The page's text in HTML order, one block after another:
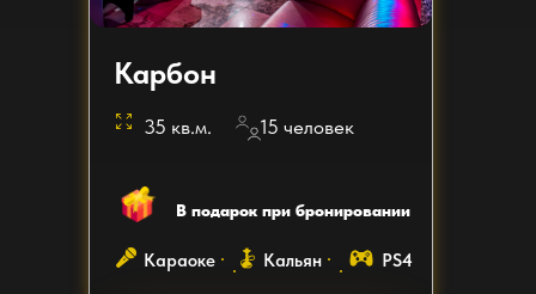
Карбон
35 кв.м. 15 человек
Караоке Кальян PS4
В подарок при бронировании